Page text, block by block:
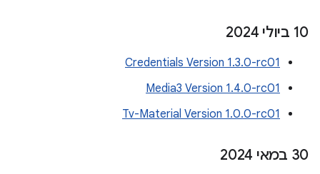
‫10 ביולי 2024
Credentials Version 1.3.0-rc01
Media3 Version 1.4.0-rc01
Tv-Material Version 1.0.0-rc01
‫30 במאי 2024